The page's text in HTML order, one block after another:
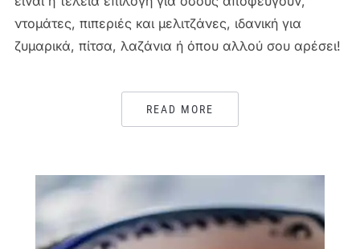
ντομάτες, πιπεριές και μελιτζάνες, ιδανική για
ζυμαρικά, πίτσα, λαζάνια ή όπου αλλού σου αρέσει!
READ MORE